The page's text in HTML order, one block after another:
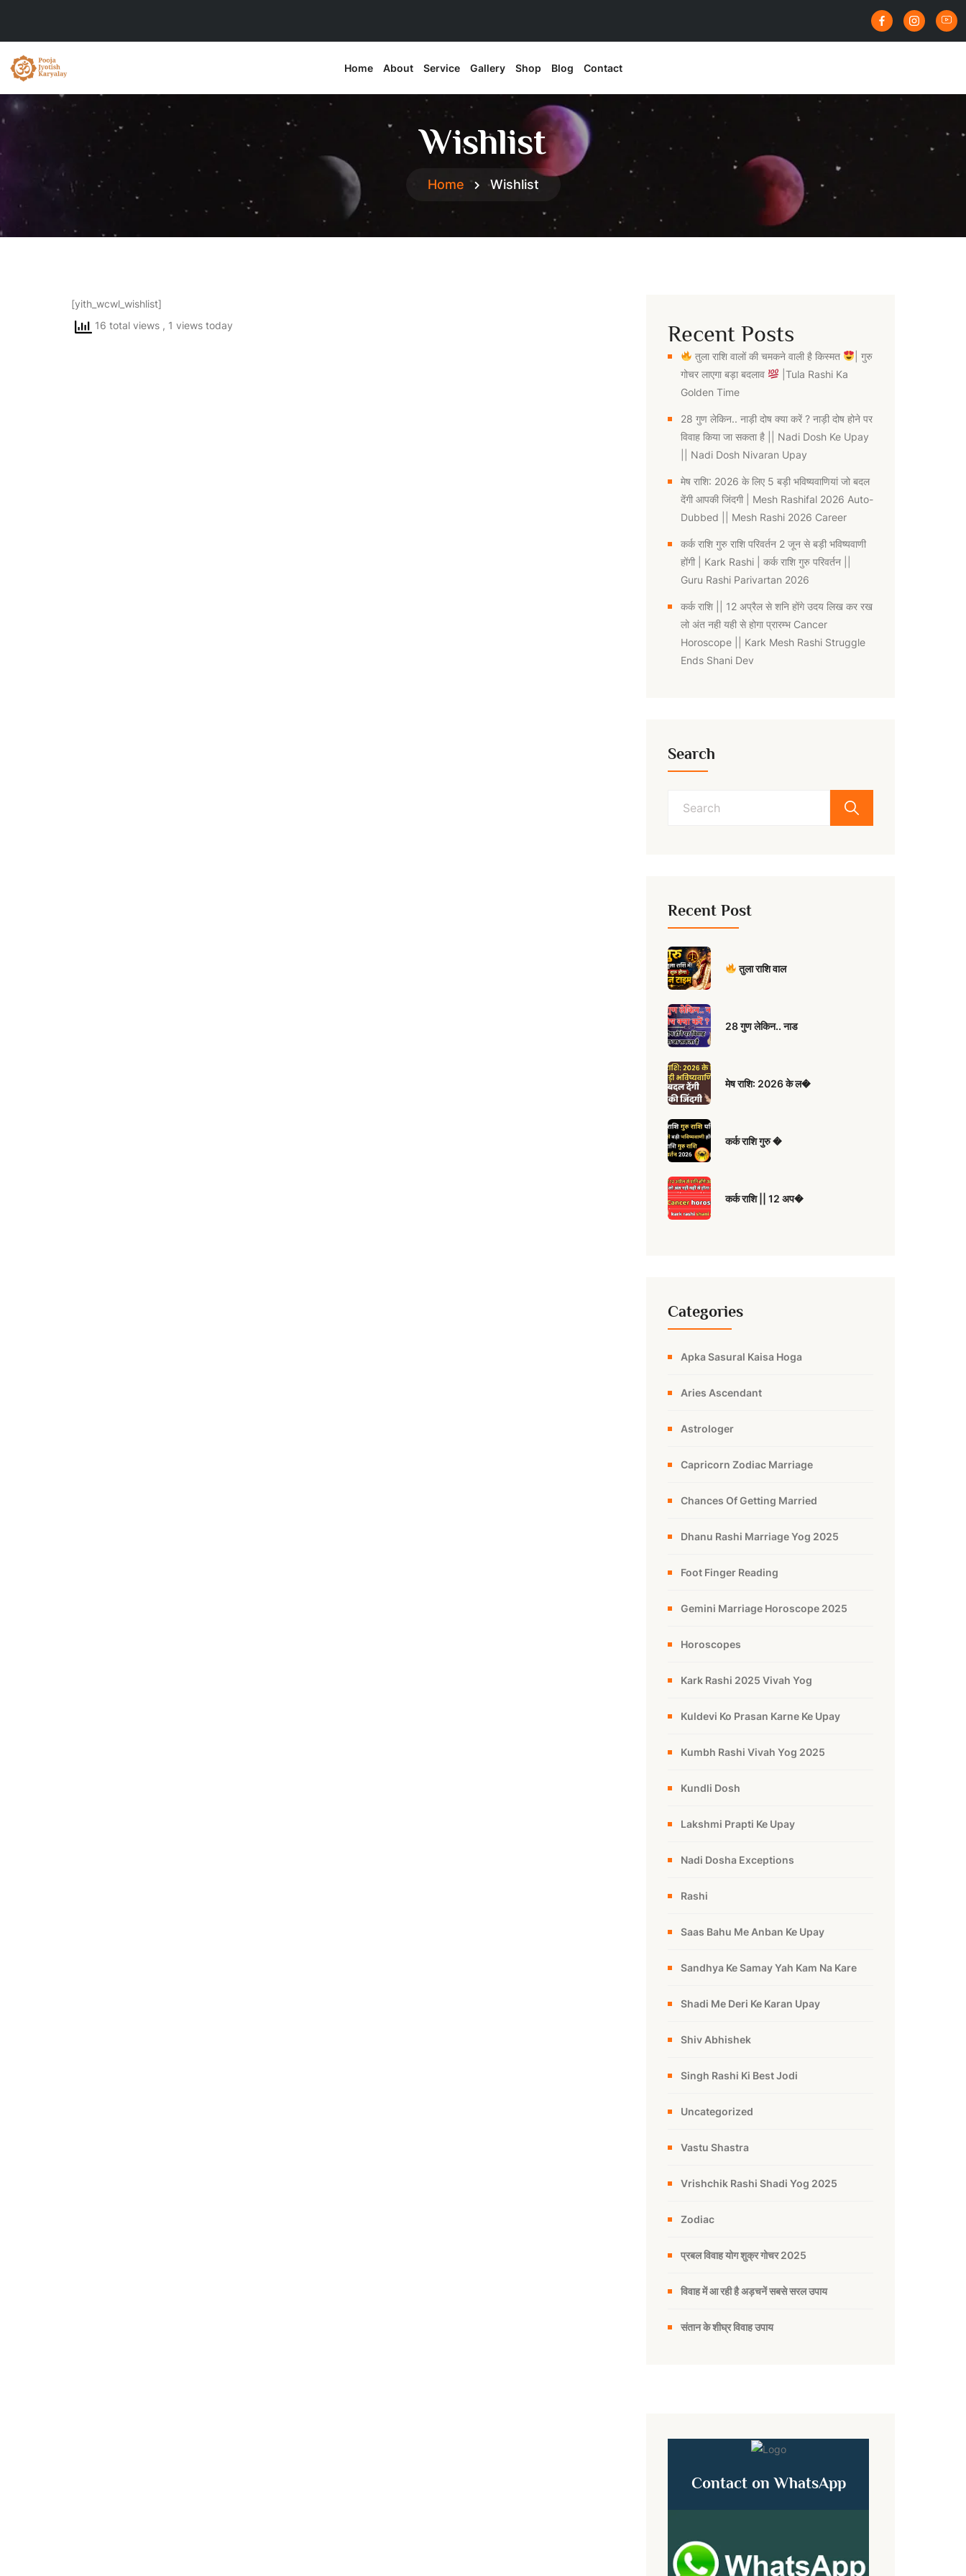
Home About Service Gallery Shop Blog Contact
Wishlist
Home Wishlist
[yith_wcwl_wishlist]
16 total views , 1 views today Recent Posts
तुला राशि वालों की चमकने वाली है किस्मत
| गुरु
गोचर लाएगा बड़ा बदलाव
|Tula Rashi Ka
Golden Time
28 गुण लेकिन.. नाड़ी दोष क्या करें ? नाड़ी दोष होने पर
विवाह किया जा सकता है || Nadi Dosh Ke Upay
|| Nadi Dosh Nivaran Upay
मेष राशि: 2026 के लिए 5 बड़ी भविष्यवाणियां जो बदल
देंगी आपकी जिंदगी | Mesh Rashifal 2026 Auto-
Dubbed || Mesh Rashi 2026 Career
कर्क राशि गुरु राशि परिवर्तन 2 जून से बड़ी भविष्यवाणी
होंगी | Kark Rashi | कर्क राशि गुरु परिवर्तन ||
Guru Rashi Parivartan 2026
कर्क राशि || 12 अप्रैल से शनि होंगे उदय लिख कर रख
लो अंत नही यही से होगा प्रारम्भ Cancer
Horoscope || Kark Mesh Rashi Struggle
Ends Shani Dev
Search
Recent Post
तुला राशि वाल
28 गुण लेकिन.. नाड
मेष राशि: 2026 के ल�
कर्क राशि गुरु �
कर्क राशि || 12 अप�
Categories
Apka Sasural Kaisa Hoga
Aries Ascendant
Astrologer
Capricorn Zodiac Marriage
Chances Of Getting Married
Dhanu Rashi Marriage Yog 2025
Foot Finger Reading
Gemini Marriage Horoscope 2025
Horoscopes
Kark Rashi 2025 Vivah Yog
Kuldevi Ko Prasan Karne Ke Upay
Kumbh Rashi Vivah Yog 2025
Kundli Dosh
Lakshmi Prapti Ke Upay
Nadi Dosha Exceptions
Rashi
Saas Bahu Me Anban Ke Upay
Sandhya Ke Samay Yah Kam Na Kare
Shadi Me Deri Ke Karan Upay
Shiv Abhishek
Singh Rashi Ki Best Jodi
Uncategorized
Vastu Shastra
Vrishchik Rashi Shadi Yog 2025
Zodiac
प्रबल विवाह योग शुक्र गोचर 2025
विवाह में आ रही है अड़चनें सबसे सरल उपाय
संतान के शीघ्र विवाह उपाय
Contact on WhatsApp